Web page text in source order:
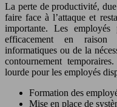
La perte de productivité, due au temps perdu par les employés pour
faire face à l’attaque et
importante. Les employés
efficacement en raison
informatiques ou de la
contournement
lourde pour les employés
Formation des
Mise en place de